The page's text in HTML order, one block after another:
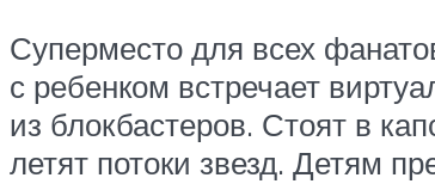
Суперместо для всех
с ребенком встречает
из блокбастеров. Стоят в
летят потоки звезд. Детям